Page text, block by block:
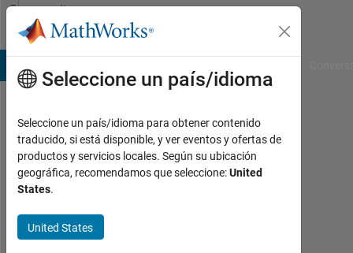
Saltar al contenido
Community
Profile
Charly
Last
seen:
alrededor
de 2
años
Seleccione un país/idioma
Seleccione un país/idioma para obtener contenido
traducido, si está disponible, y ver eventos y ofertas de
productos y servicios locales. Según su ubicación
geográfica, recomendamos que seleccione:United
States.
United States